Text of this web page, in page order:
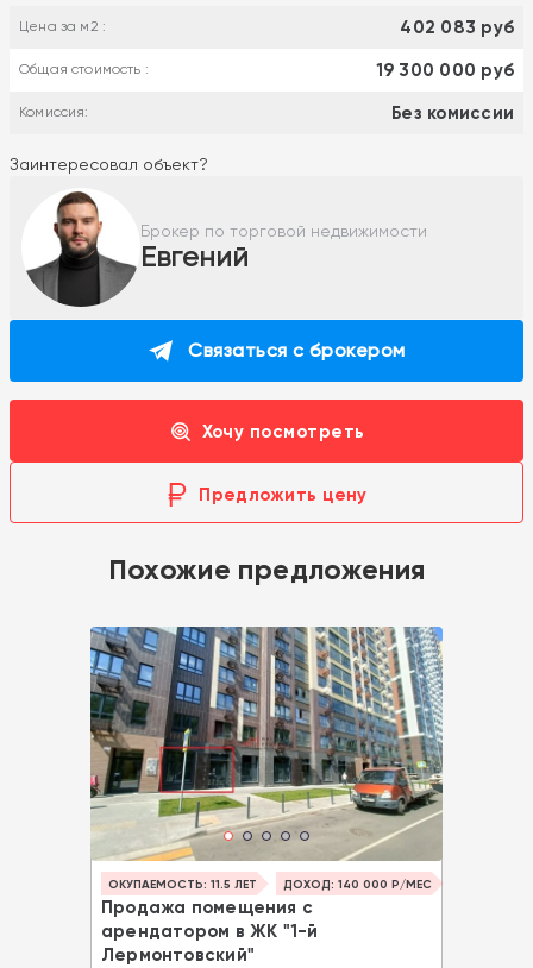
Цена за м2 : 402 083 руб
Общая стоимость : 19 300 000 руб
Комиссия: Без комиссии
Заинтересовал объект?
Брокер по торговой недвижимости
Евгений
Связаться с брокером
Хочу посмотреть
Предложить цену
Похожие предложения
ОКУПАЕМОСТЬ: 11.5 ЛЕТ ДОХОД: 140 000 Р/МЕС
Продажа помещения с
арендатором в ЖК "1-й
Лермонтовский"